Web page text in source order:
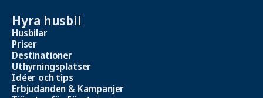
Hyra husbil
Husbilar
Priser
Destinationer
Uthyrningsplatser
Idéer och tips
Erbjudanden & Kampanjer